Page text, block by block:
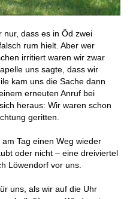
nur, dass es in Öd zwei
rum hielt. Aber wer
irritiert waren wir zwar
uns sagte, dass wir
kam uns die Sache dann
erneuten Anruf bei
heraus: Wir waren schon
geritten.
Tag einen Weg wieder
oder nicht – eine dreiviertel
Löwendorf vor uns.
uns, als wir auf die Uhr